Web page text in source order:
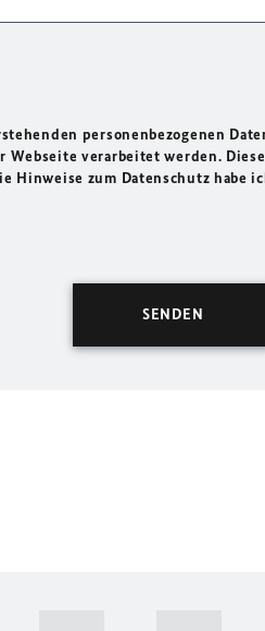
personenbezogenen
Webseite verarbeitet werden.
zum Datenschutz habe